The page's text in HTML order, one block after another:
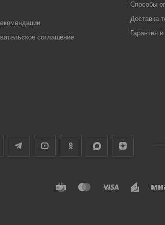
соглашение
Способы
Доставка
Гарантия